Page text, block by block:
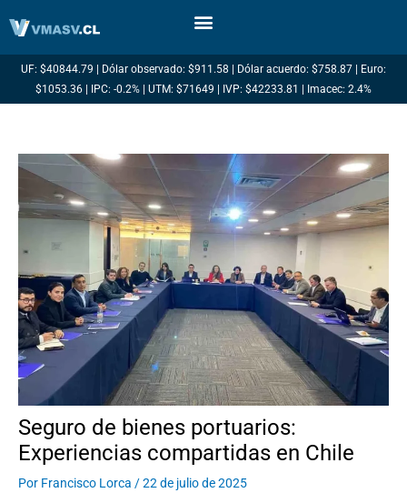
UF: $40844.79 | Dólar observado: $911.58 | Dólar acuerdo: $758.87 | Euro:
$1053.36 | IPC: -0.2% | UTM: $71649 | IVP: $42233.81 | Imacec: 2.4%
Seguro de bienes portuarios:
Experiencias compartidas en Chile
Por Francisco Lorca /22 de julio de 2025